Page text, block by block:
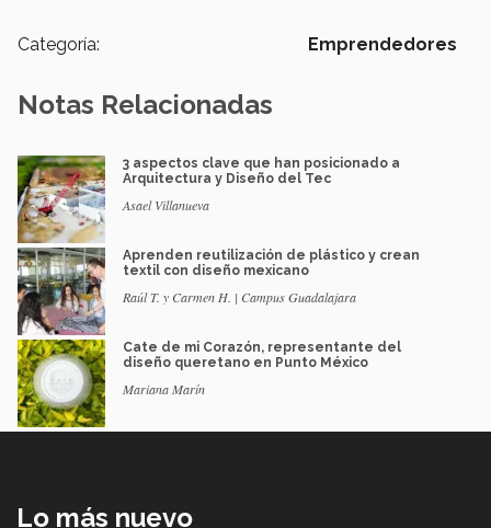
Categoría: Emprendedores
Notas Relacionadas
3 aspectos clave que han posicionado a
Arquitectura y Diseño del Tec
Asael Villanueva
Aprenden reutilización de plástico y crean
textil con diseño mexicano
Raúl T. y Carmen H. | Campus Guadalajara
Cate de mi Corazón, representante del
diseño queretano en Punto México
Mariana Marín
Lo más nuevo